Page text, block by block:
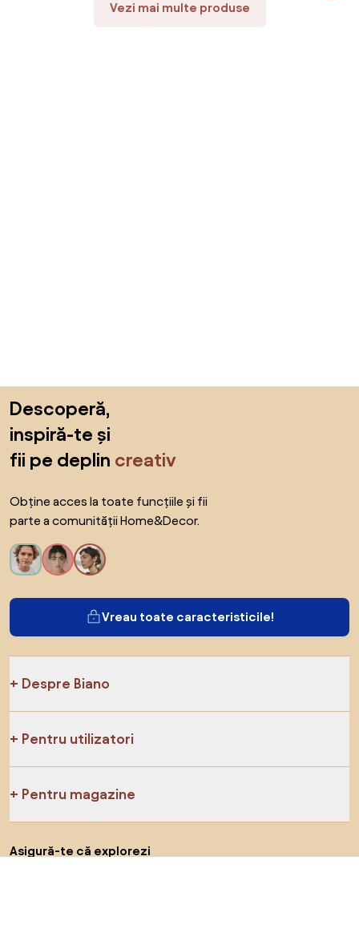
Vezi mai multe produse
Descoperă,
inspiră-te și
fii pe deplin creativ
Obține acces la toate funcțiile și fii
parte a comunității Home&Decor.
Vreau toate caracteristicile!
Despre Biano
Pentru utilizatori
Pentru magazine
Asigură-te că explorezi